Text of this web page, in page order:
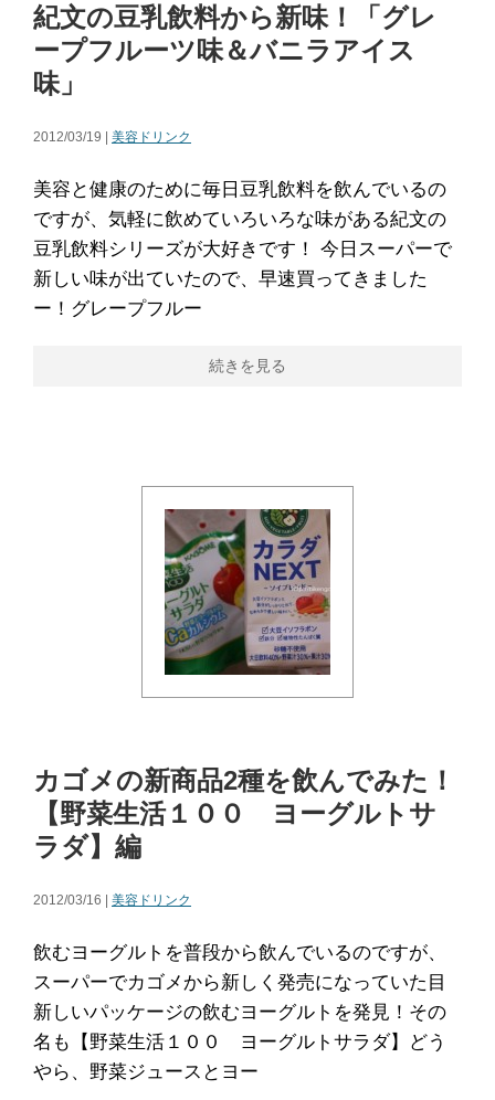
紀文の豆乳飲料から新味！「グレ
ープフルーツ味＆バニラアイス
味」
2012/03/19 | 美容ドリンク
美容と健康のために毎日豆乳飲料を飲んでいるの
ですが、気軽に飲めていろいろな味がある紀文の
豆乳飲料シリーズが大好きです！ 今日スーパーで
新しい味が出ていたので、早速買ってきました
ー！グレープフルー
続きを見る
カゴメの新商品2種を飲んでみた！
【野菜生活１００ ヨーグルトサ
ラダ】編
2012/03/16 | 美容ドリンク
飲むヨーグルトを普段から飲んでいるのですが、
スーパーでカゴメから新しく発売になっていた目
新しいパッケージの飲むヨーグルトを発見！その
名も【野菜生活１００ ヨーグルトサラダ】どう
やら、野菜ジュースとヨー